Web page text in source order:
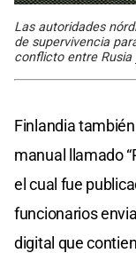
Las autoridades
de supervivencia
conflicto entre Rusia
Finlandia
manual llamado
el cual fue
funcionarios
digital que